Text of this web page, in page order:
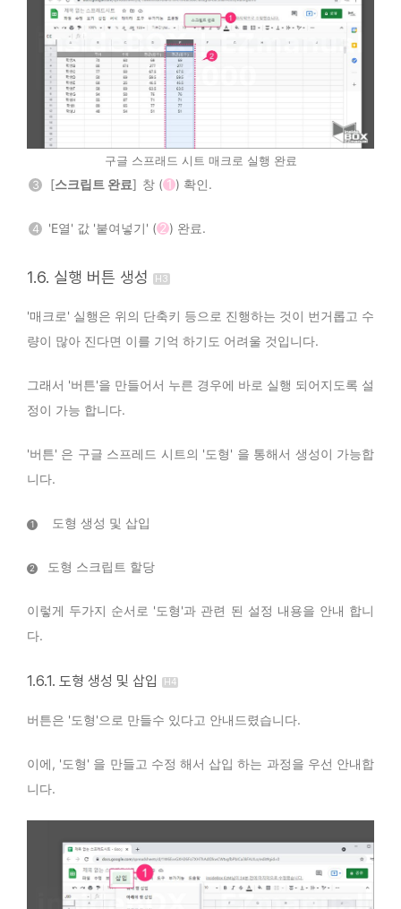
구글 스프래드 시트 매크로 실행 완료
3 [스크립트 완료] 창 ( 1 ) 확인.
4 'E열' 값 '붙여넣기' ( 2 ) 완료.
1.6. 실행 버튼 생성
'매크로' 실행은 위의 단축키 등으로 진행하는 것이 번거롭고 수
량이 많아 진다면 이를 기억 하기도 어려울 것입니다.
그래서 '버튼'을 만들어서 누른 경우에 바로 실행 되어지도록 설
정이 가능 합니다.
'버튼' 은 구글 스프레드 시트의 '도형' 을 통해서 생성이 가능합
니다.
1 도형 생성 및 삽입
2 도형 스크립트 할당
이렇게 두가지 순서로 '도형'과 관련 된 설정 내용을 안내 합니
다.
1.6.1. 도형 생성 및 삽입
버튼은 '도형'으로 만들수 있다고 안내드렸습니다.
이에, '도형' 을 만들고 수정 해서 삽입 하는 과정을 우선 안내합
니다.